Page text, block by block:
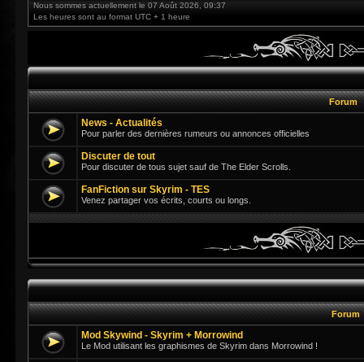
Nous sommes actuellement le 07 Août 2026, 09:37
Les heures sont au format UTC + 1 heure
Forum
News - Actualités
Pour parler des dernières rumeurs ou annonces officielles
Discuter de tout
Pour discuter de tous sujet sauf de The Elder Scrolls.
FanFiction sur Skyrim - TES
Venez partager vos écrits, courts ou longs.
Forum
Mod Skywind - Skyrim + Morrowind
Le Mod utilisant les graphismes de Skyrim dans Morrowind !